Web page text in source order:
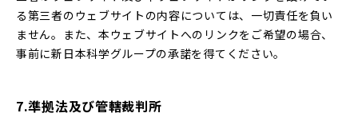
る第三者のウェブサイトの内容については、一切責任を負い
ません。また、本ウェブサイトへのリンクをご希望の場合、
事前に新日本科学グループの承諾を得てください。
7.準拠法及び管轄裁判所